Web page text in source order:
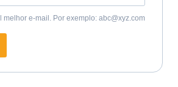
melhor e-mail. Por exemplo: abc@xyz.com